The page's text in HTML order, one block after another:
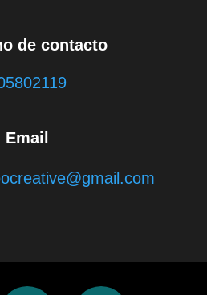
de contacto
Email